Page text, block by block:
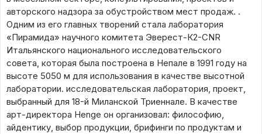
авторского надзора за обустройством мест продаж. .
Одним из его главных творений стала лаборатория
«Пирамида» научного комитета Эверест-К2-CNR
Итальянского национального исследовательского
совета, которая была построена в Непале в 1991 году на
высоте 5050 м для использования в качестве высотной
лаборатории. исследовательская лаборатория, проект,
выбранный для 18-й Миланской Триеннале. В качестве
арт-директора Henge он организовал: философию,
айдентику, выбор продукции, брифинги по продуктам и